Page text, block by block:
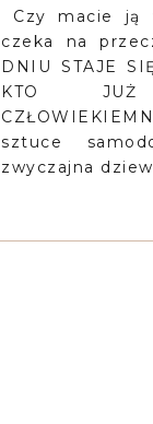
Czy macie ją
czeka na
DNIU STAJE
KTO
sztuce
zwyczajna